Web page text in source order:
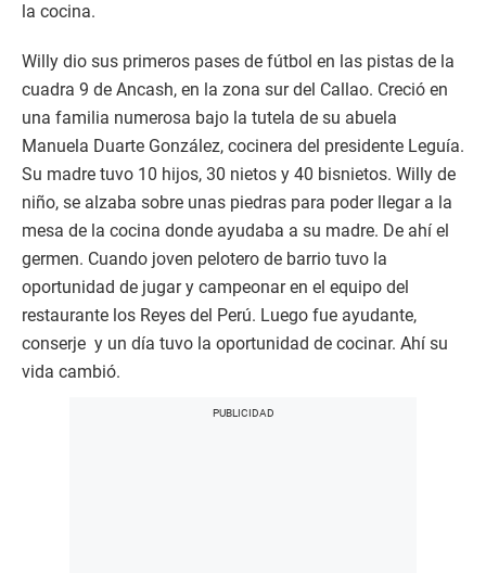
la cocina.
Willy dio sus primeros pases de fútbol en las pistas de la
cuadra 9 de Ancash, en la zona sur del Callao. Creció en
una familia numerosa bajo la tutela de su abuela
Manuela Duarte González, cocinera del presidente Leguía.
Su madre tuvo 10 hijos, 30 nietos y 40 bisnietos. Willy de
niño, se alzaba sobre unas piedras para poder llegar a la
mesa de la cocina donde ayudaba a su madre. De ahí el
germen. Cuando joven pelotero de barrio tuvo la
oportunidad de jugar y campeonar en el equipo del
restaurante los Reyes del Perú. Luego fue ayudante,
conserje y un día tuvo la oportunidad de cocinar. Ahí su
vida cambió.